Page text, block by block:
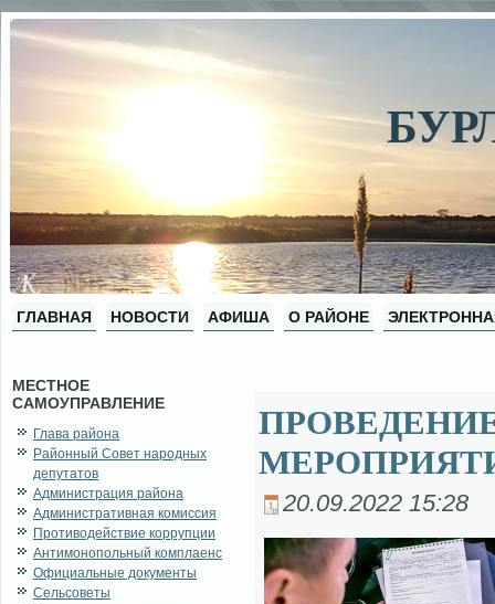
ГЛАВНАЯ НОВОСТИ АФИША О РАЙОНЕ
МЕСТНОЕ
САМОУПРАВЛЕНИЕ
Глава района
Районный Совет народных
депутатов
Администрация района
Административная комиссия
Противодействие коррупции
Антимонопольный комплаенс
Официальные документы
Сельсоветы
20.09.2022 15:28